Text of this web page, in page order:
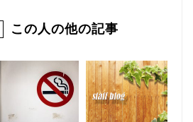
この人の他の記事